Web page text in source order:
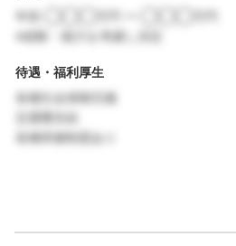
※経験・能力を考慮し決定
待遇・福利厚生
各種社会保険完備
交通費支給
各種研修制度あり